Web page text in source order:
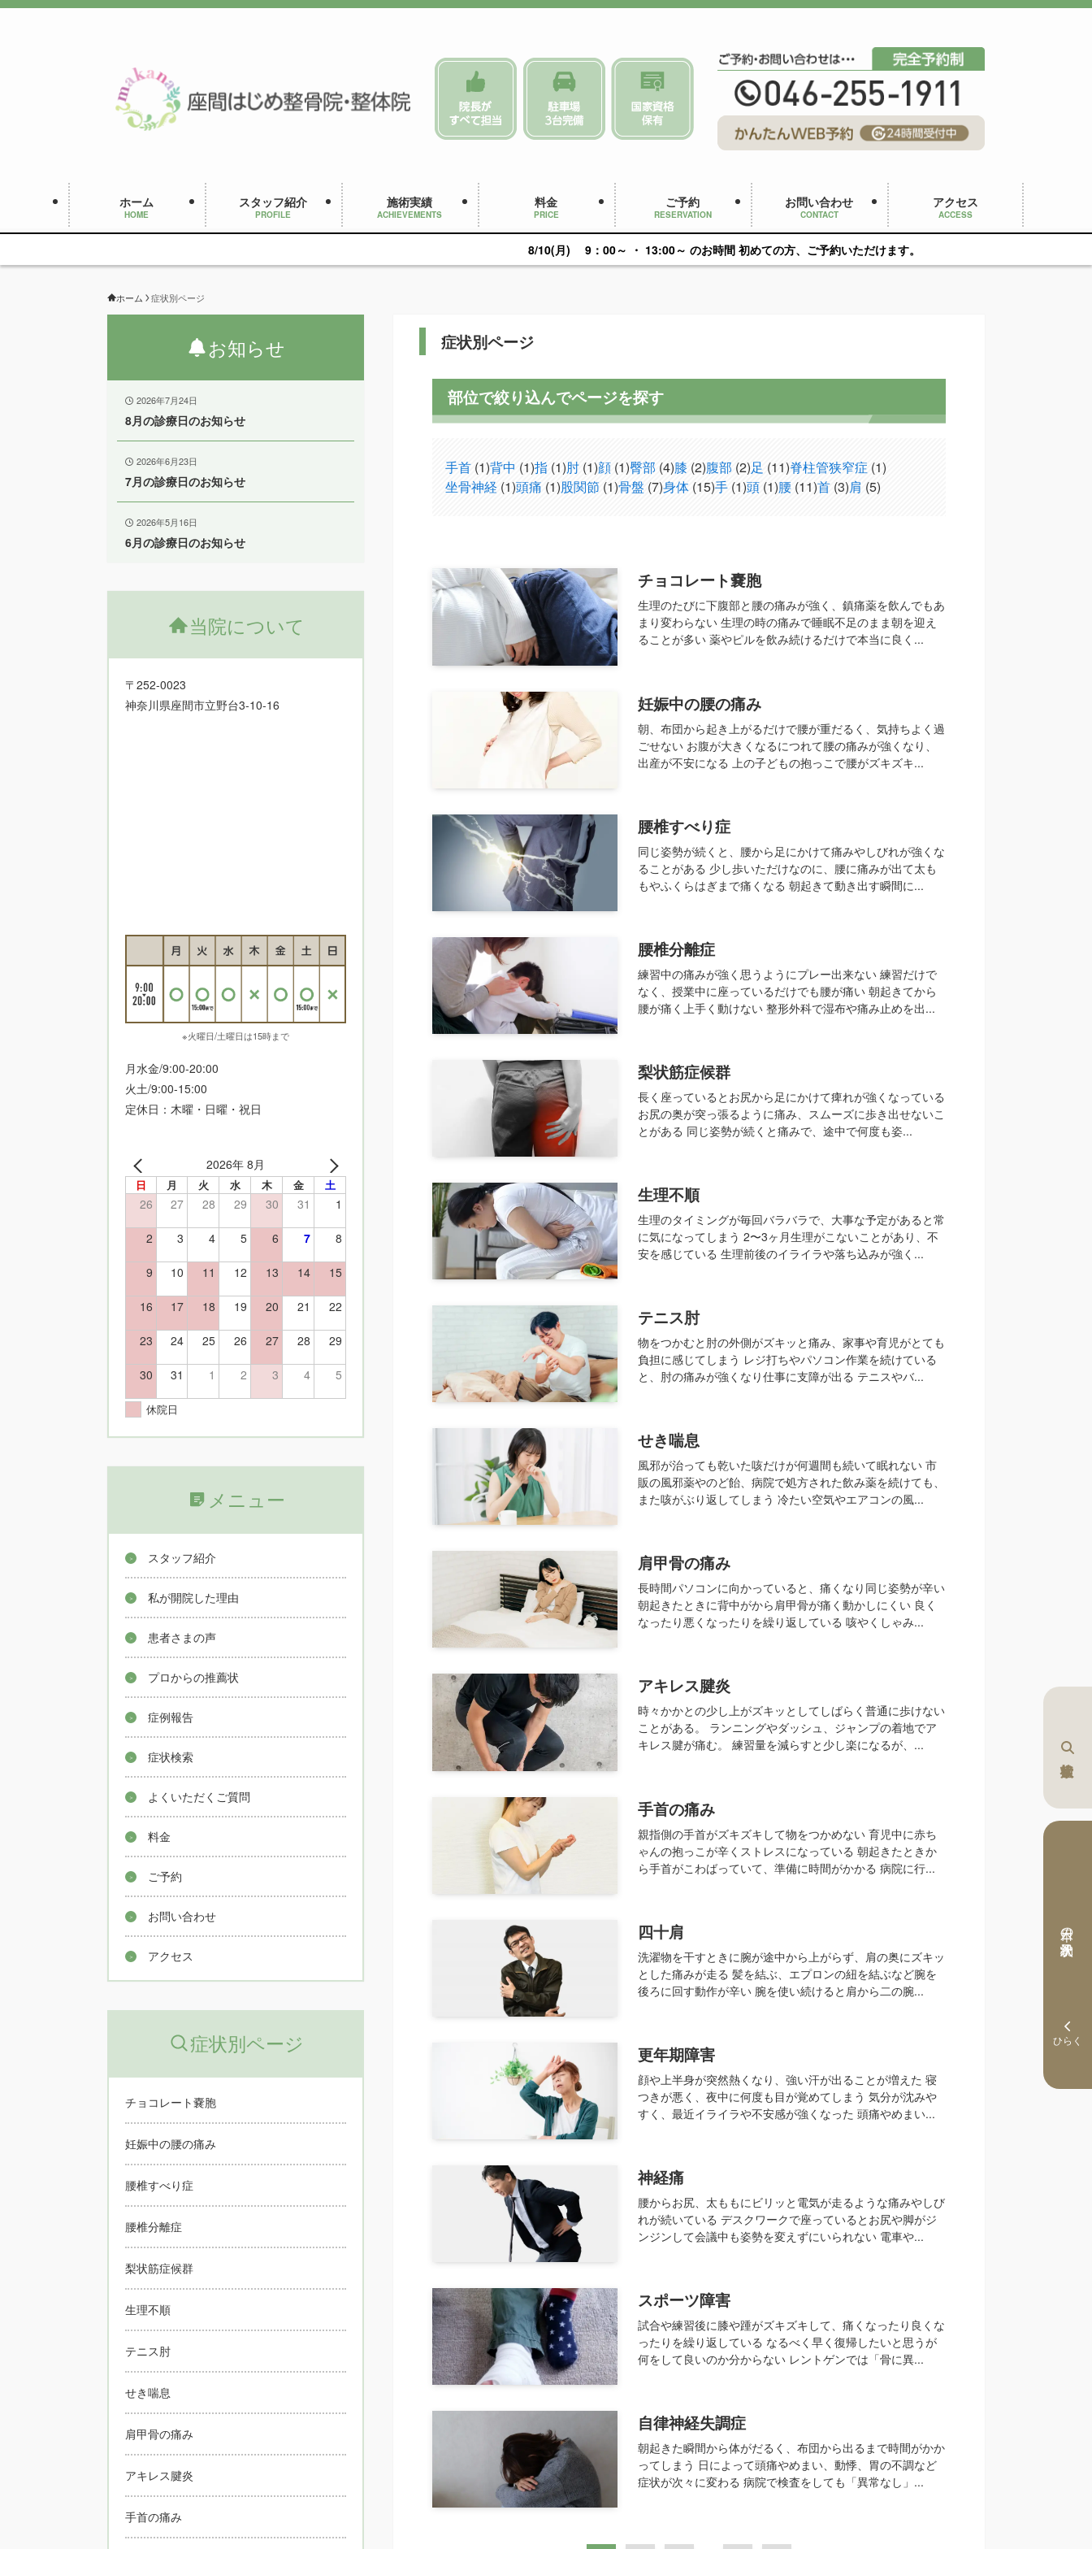
ホーム
HOME
スタッフ紹介
PROFILE
施術実績
ACHIEVEMENTS
料金
PRICE
ご予約
RESERVATION
お問い合わせ
CONTACT
アクセス
ACCESS
8/10(月) 9：00～ ・ 13:00～ のお時間 初めての方、ご予約いただけます。
ホーム 症状別ページ
症状別ページ
部位で絞り込んでページを探す
手首 (1)背中 (1)指 (1)肘 (1)顔 (1)臀部 (4)膝 (2)腹部 (2)足 (11)脊柱管狭窄症 (1)
坐骨神経 (1)頭痛 (1)股関節 (1)骨盤 (7)身体 (15)手 (1)頭 (1)腰 (11)首 (3)肩 (5)
チョコレート嚢胞
生理のたびに下腹部と腰の痛みが強く、鎮痛薬を飲んでもあ
まり変わらない 生理の時の痛みで睡眠不足のまま朝を迎え
ることが多い 薬やピルを飲み続けるだけで本当に良く...
妊娠中の腰の痛み
朝、布団から起き上がるだけで腰が重だるく、気持ちよく過
ごせない お腹が大きくなるにつれて腰の痛みが強くなり、
出産が不安になる 上の子どもの抱っこで腰がズキズキ...
腰椎すべり症
同じ姿勢が続くと、腰から足にかけて痛みやしびれが強くな
ることがある 少し歩いただけなのに、腰に痛みが出て太も
もやふくらはぎまで痛くなる 朝起きて動き出す瞬間に...
腰椎分離症
練習中の痛みが強く思うようにプレー出来ない 練習だけで
なく、授業中に座っているだけでも腰が痛い 朝起きてから
腰が痛く上手く動けない 整形外科で湿布や痛み止めを出...
梨状筋症候群
長く座っているとお尻から足にかけて痺れが強くなっている
お尻の奥が突っ張るように痛み、スムーズに歩き出せないこ
とがある 同じ姿勢が続くと痛みで、途中で何度も姿...
生理不順
生理のタイミングが毎回バラバラで、大事な予定があると常
に気になってしまう 2〜3ヶ月生理がこないことがあり、不
安を感じている 生理前後のイライラや落ち込みが強く...
テニス肘
物をつかむと肘の外側がズキッと痛み、家事や育児がとても
負担に感じてしまう レジ打ちやパソコン作業を続けている
と、肘の痛みが強くなり仕事に支障が出る テニスやバ...
せき喘息
風邪が治っても乾いた咳だけが何週間も続いて眠れない 市
販の風邪薬やのど飴、病院で処方された飲み薬を続けても、
また咳がぶり返してしまう 冷たい空気やエアコンの風...
肩甲骨の痛み
長時間パソコンに向かっていると、痛くなり同じ姿勢が辛い
朝起きたときに背中がから肩甲骨が痛く動かしにくい 良く
なったり悪くなったりを繰り返している 咳やくしゃみ...
アキレス腱炎
時々かかとの少し上がズキッとしてしばらく普通に歩けない
ことがある。 ランニングやダッシュ、ジャンプの着地でア
キレス腱が痛む。 練習量を減らすと少し楽になるが、...
手首の痛み
親指側の手首がズキズキして物をつかめない 育児中に赤ち
ゃんの抱っこが辛くストレスになっている 朝起きたときか
ら手首がこわばっていて、準備に時間がかかる 病院に行...
四十肩
洗濯物を干すときに腕が途中から上がらず、肩の奥にズキッ
とした痛みが走る 髪を結ぶ、エプロンの紐を結ぶなど腕を
後ろに回す動作が辛い 腕を使い続けると肩から二の腕...
更年期障害
顔や上半身が突然熱くなり、強い汗が出ることが増えた 寝
つきが悪く、夜中に何度も目が覚めてしまう 気分が沈みや
すく、最近イライラや不安感が強くなった 頭痛やめまい...
神経痛
腰からお尻、太ももにビリッと電気が走るような痛みやしび
れが続いている デスクワークで座っているとお尻や脚がジ
ンジンして会議中も姿勢を変えずにいられない 電車や...
スポーツ障害
試合や練習後に膝や踵がズキズキして、痛くなったり良くな
ったりを繰り返している なるべく早く復帰したいと思うが
何をして良いのか分からない レントゲンでは「骨に異...
自律神経失調症
朝起きた瞬間から体がだるく、布団から出るまで時間がかか
ってしまう 日によって頭痛やめまい、動悸、胃の不調など
症状が次々に変わる 病院で検査をしても「異常なし」...
お知らせ
2026年7月24日
8月の診療日のお知らせ
2026年6月23日
7月の診療日のお知らせ
2026年5月16日
6月の診療日のお知らせ
当院について
〒252-0023
神奈川県座間市立野台3-10-16
※火曜日/土曜日は15時まで
月水金/9:00-20:00
火土/9:00-15:00
定休日：木曜・日曜・祝日
2026年 8月
日 月 火 水 木 金 土
26 27 28 29 30 31 1
2 3 4 5 6 7 8
9 10 11 12 13 14 15
16 17 18 19 20 21 22
23 24 25 26 27 28 29
30 31 1 2 3 4 5
休院日
メニュー
スタッフ紹介
私が開院した理由
患者さまの声
プロからの推薦状
症例報告
症状検索
よくいただくご質問
料金
ご予約
お問い合わせ
アクセス
症状別ページ
チョコレート嚢胞
妊娠中の腰の痛み
腰椎すべり症
腰椎分離症
梨状筋症候群
生理不順
テニス肘
せき喘息
肩甲骨の痛み
アキレス腱炎
手首の痛み
本日の予約状況